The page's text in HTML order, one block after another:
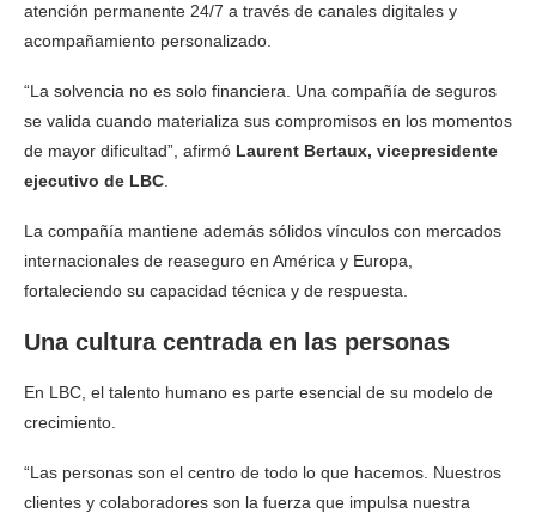
atención permanente 24/7 a través de canales digitales y
acompañamiento personalizado.
“La solvencia no es solo financiera. Una compañía de seguros
se valida cuando materializa sus compromisos en los momentos
de mayor dificultad”, afirmó Laurent Bertaux, vicepresidente
ejecutivo de LBC.
La compañía mantiene además sólidos vínculos con mercados
internacionales de reaseguro en América y Europa,
fortaleciendo su capacidad técnica y de respuesta.
Una cultura centrada en las personas
En LBC, el talento humano es parte esencial de su modelo de
crecimiento.
“Las personas son el centro de todo lo que hacemos. Nuestros
clientes y colaboradores son la fuerza que impulsa nuestra